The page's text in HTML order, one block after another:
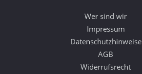
Wer sind wir
Impressum
Datenschutzhinweise
AGB
Widerrufsrecht